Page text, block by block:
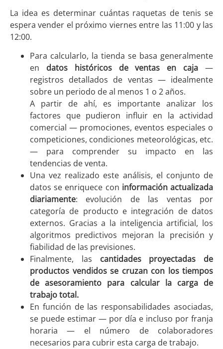
La idea es determinar cuántas raquetas de tenis se
espera vender el próximo viernes entre las 11:00 y las
12:00.
Para calcularlo, la tienda se basa generalmente
en datos históricos de ventas en caja —
registros detallados de ventas — idealmente
sobre un periodo de al menos 1 o 2 años.
A partir de ahí, es importante analizar los
factores que pudieron influir en la actividad
comercial — promociones, eventos especiales o
competiciones, condiciones meteorológicas, etc.
— para comprender su impacto en las
tendencias de venta.
Una vez realizado este análisis, el conjunto de
datos se enriquece con información actualizada
diariamente: evolución de las ventas por
categoría de producto e integración de datos
externos. Gracias a la inteligencia artificial, los
algoritmos predictivos mejoran la precisión y
fiabilidad de las previsiones.
Finalmente, las cantidades proyectadas de
productos vendidos se cruzan con los tiempos
de asesoramiento para calcular la carga de
trabajo total.
En función de las responsabilidades asociadas,
se puede estimar — por día e incluso por franja
horaria — el número de colaboradores
necesarios para cubrir esta carga de trabajo.